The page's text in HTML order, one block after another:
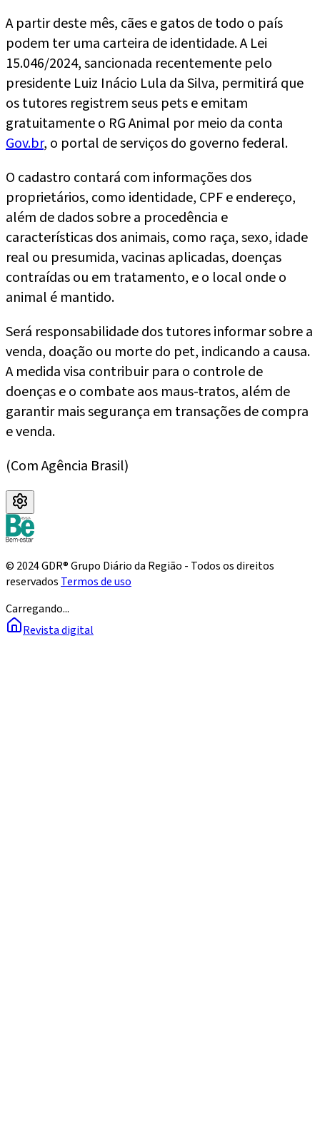
A partir deste mês, cães e gatos de todo o país
podem ter uma carteira de identidade. A Lei
15.046/2024, sancionada recentemente pelo
presidente Luiz Inácio Lula da Silva, permitirá que
os tutores registrem seus pets e emitam
gratuitamente o RG Animal por meio da conta
Gov.br, o portal de serviços do governo federal.
O cadastro contará com informações dos
proprietários, como identidade, CPF e endereço,
além de dados sobre a procedência e
características dos animais, como raça, sexo, idade
real ou presumida, vacinas aplicadas, doenças
contraídas ou em tratamento, e o local onde o
animal é mantido.
Será responsabilidade dos tutores informar sobre a
venda, doação ou morte do pet, indicando a causa.
A medida visa contribuir para o controle de
doenças e o combate aos maus-tratos, além de
garantir mais segurança em transações de compra
e venda.
(Com Agência Brasil)
© 2024 GDR® Grupo Diário da Região - Todos os direitos
reservados Termos de uso
Carregando...
Revista digital